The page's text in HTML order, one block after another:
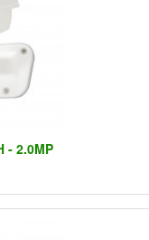
- 2.0MP